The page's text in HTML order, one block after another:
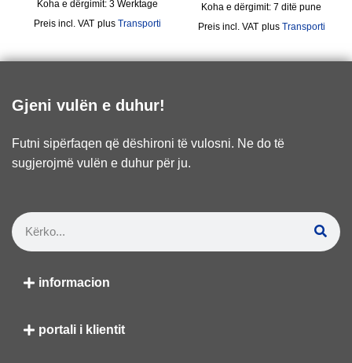
Koha e dërgimit: 3 Werktage
incl. VAT plus Transporti
Koha e dërgimit: 7 ditë pune
incl. VAT plus Transporti
Gjeni vulën e duhur!
Futni sipërfaqen që dëshironi të vulosni. Ne do të
sugjerojmë vulën e duhur për ju.
informacion
portali i klientit